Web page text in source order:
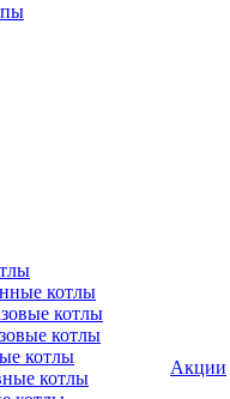
котлы
котлы
котлы
котлы
котлы
Акции